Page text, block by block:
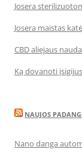
Josera
Josera maistas
CBD aliejaus
Ką dovanoti
NAUJOS
Nano danga